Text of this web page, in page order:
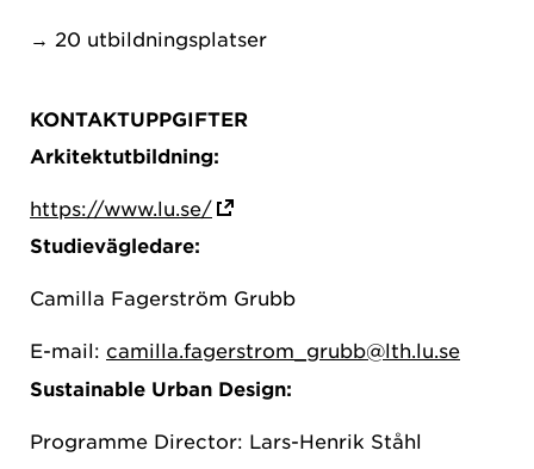
→ 20 utbildningsplatser
KONTAKTUPPGIFTER
Arkitektutbildning:
https://www.lu.se/
Studievägledare:
Camilla Fagerström Grubb
E-mail: camilla.fagerstrom_grubb@lth.lu.se
Sustainable Urban Design:
Programme Director: Lars-Henrik Ståhl